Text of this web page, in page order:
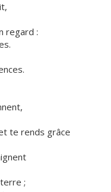
regard :
te rends grâce
;